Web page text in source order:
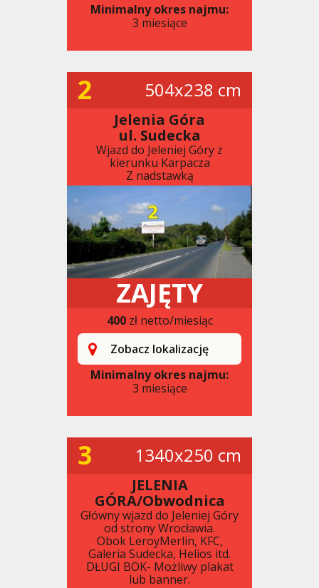
Minimalny okres najmu:
3 miesiące
2 504x238 cm
Jelenia Góra
ul. Sudecka
Wjazd do Jeleniej Góry z
kierunku Karpacza
Z nadstawką
ZAJĘTY
400zł netto/miesiąc
Zobacz lokalizację
Minimalny okres najmu:
3 miesiące
3 1340x250 cm
JELENIA
GÓRA/Obwodnica
Główny wjazd do Jeleniej Góry
od strony Wrocławia.
Obok LeroyMerlin, KFC,
Galeria Sudecka, Helios itd.
DŁUGI BOK- Możliwy plakat
lub banner.